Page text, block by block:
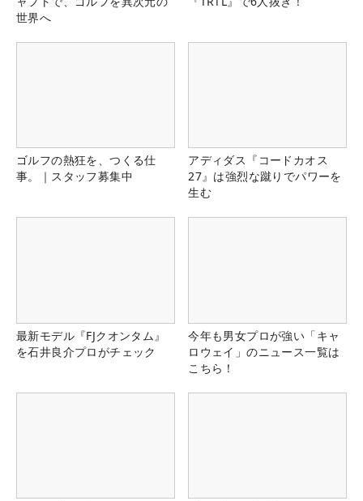
世界へ
ゴルフの熱狂を、つくる仕
事。｜スタッフ募集中
アディダス『コードカオス
27』は強烈な蹴りでパワーを
生む
最新モデル『FJクオンタム』
を石井良介プロがチェック
今年も男女プロが強い「キャ
ロウェイ」のニュース一覧は
こちら！